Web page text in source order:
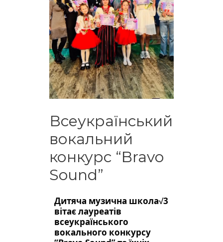
Всеукраїнський
вокальний
конкурс “Bravo
Sound”
Дитяча музична школа√3
вітає лауреатів
всеукраїнського
вокального конкурсу